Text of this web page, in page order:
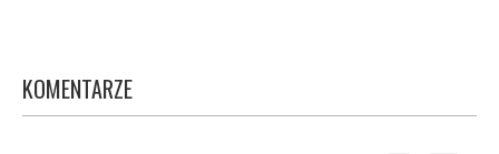
KOMENTARZE